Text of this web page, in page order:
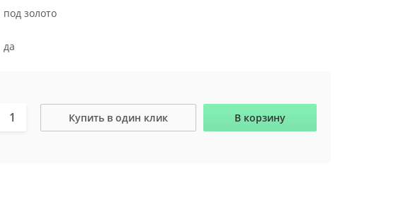
под золото
да
Купить в один клик В корзину